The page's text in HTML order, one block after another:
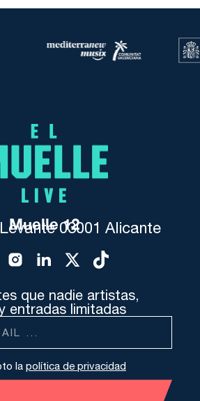
Muelle 1203001 Alicante
que nadie artistas,
entradas limitadas
la política de privacidad